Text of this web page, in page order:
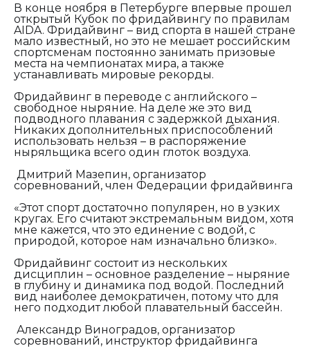
В конце ноября в Петербурге впервые прошел
открытый Кубок по фридайвингу по правилам
AIDA. Фридайвинг – вид спорта в нашей стране
мало известный, но это не мешает российским
спортсменам постоянно занимать призовые
места на чемпионатах мира, а также
устанавливать мировые рекорды.
Фридайвинг в переводе с английского –
свободное ныряние. На деле же это вид
подводного плавания с задержкой дыхания.
Никаких дополнительных приспособлений
использовать нельзя – в распоряжение
ныряльщика всего один глоток воздуха.
Дмитрий Мазепин, организатор
соревнований, член Федерации фридайвинга
«Этот спорт достаточно популярен, но в узких
кругах. Его считают экстремальным видом, хотя
мне кажется, что это единение с водой, с
природой, которое нам изначально близко».
Фридайвинг состоит из нескольких
дисциплин – основное разделение – ныряние
в глубину и динамика под водой. Последний
вид наиболее демократичен, потому что для
него подходит любой плавательный бассейн.
Александр Виноградов, организатор
соревнований, инструктор фридайвинга